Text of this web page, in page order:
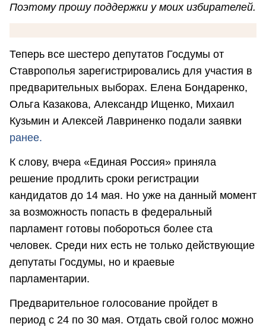
Поэтому прошу поддержки у моих избирателей.
Теперь все шестеро депутатов Госдумы от
Ставрополья зарегистрировались для участия в
предварительных выборах. Елена Бондаренко,
Ольга Казакова, Александр Ищенко, Михаил
Кузьмин и Алексей Лавриненко подали заявки
ранее.
К слову, вчера «Единая Россия» приняла
решение продлить сроки регистрации
кандидатов до 14 мая. Но уже на данный момент
за возможность попасть в федеральный
парламент готовы побороться более ста
человек. Среди них есть не только действующие
депутаты Госдумы, но и краевые
парламентарии.
Предварительное голосование пройдет в
период с 24 по 30 мая. Отдать свой голос можно